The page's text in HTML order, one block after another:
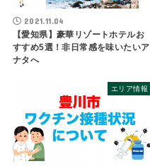
2021.11.04
【愛知県】豪華リゾートホテルお
すすめ5選！非日常感を味いたいア
ナタへ
エリア情報